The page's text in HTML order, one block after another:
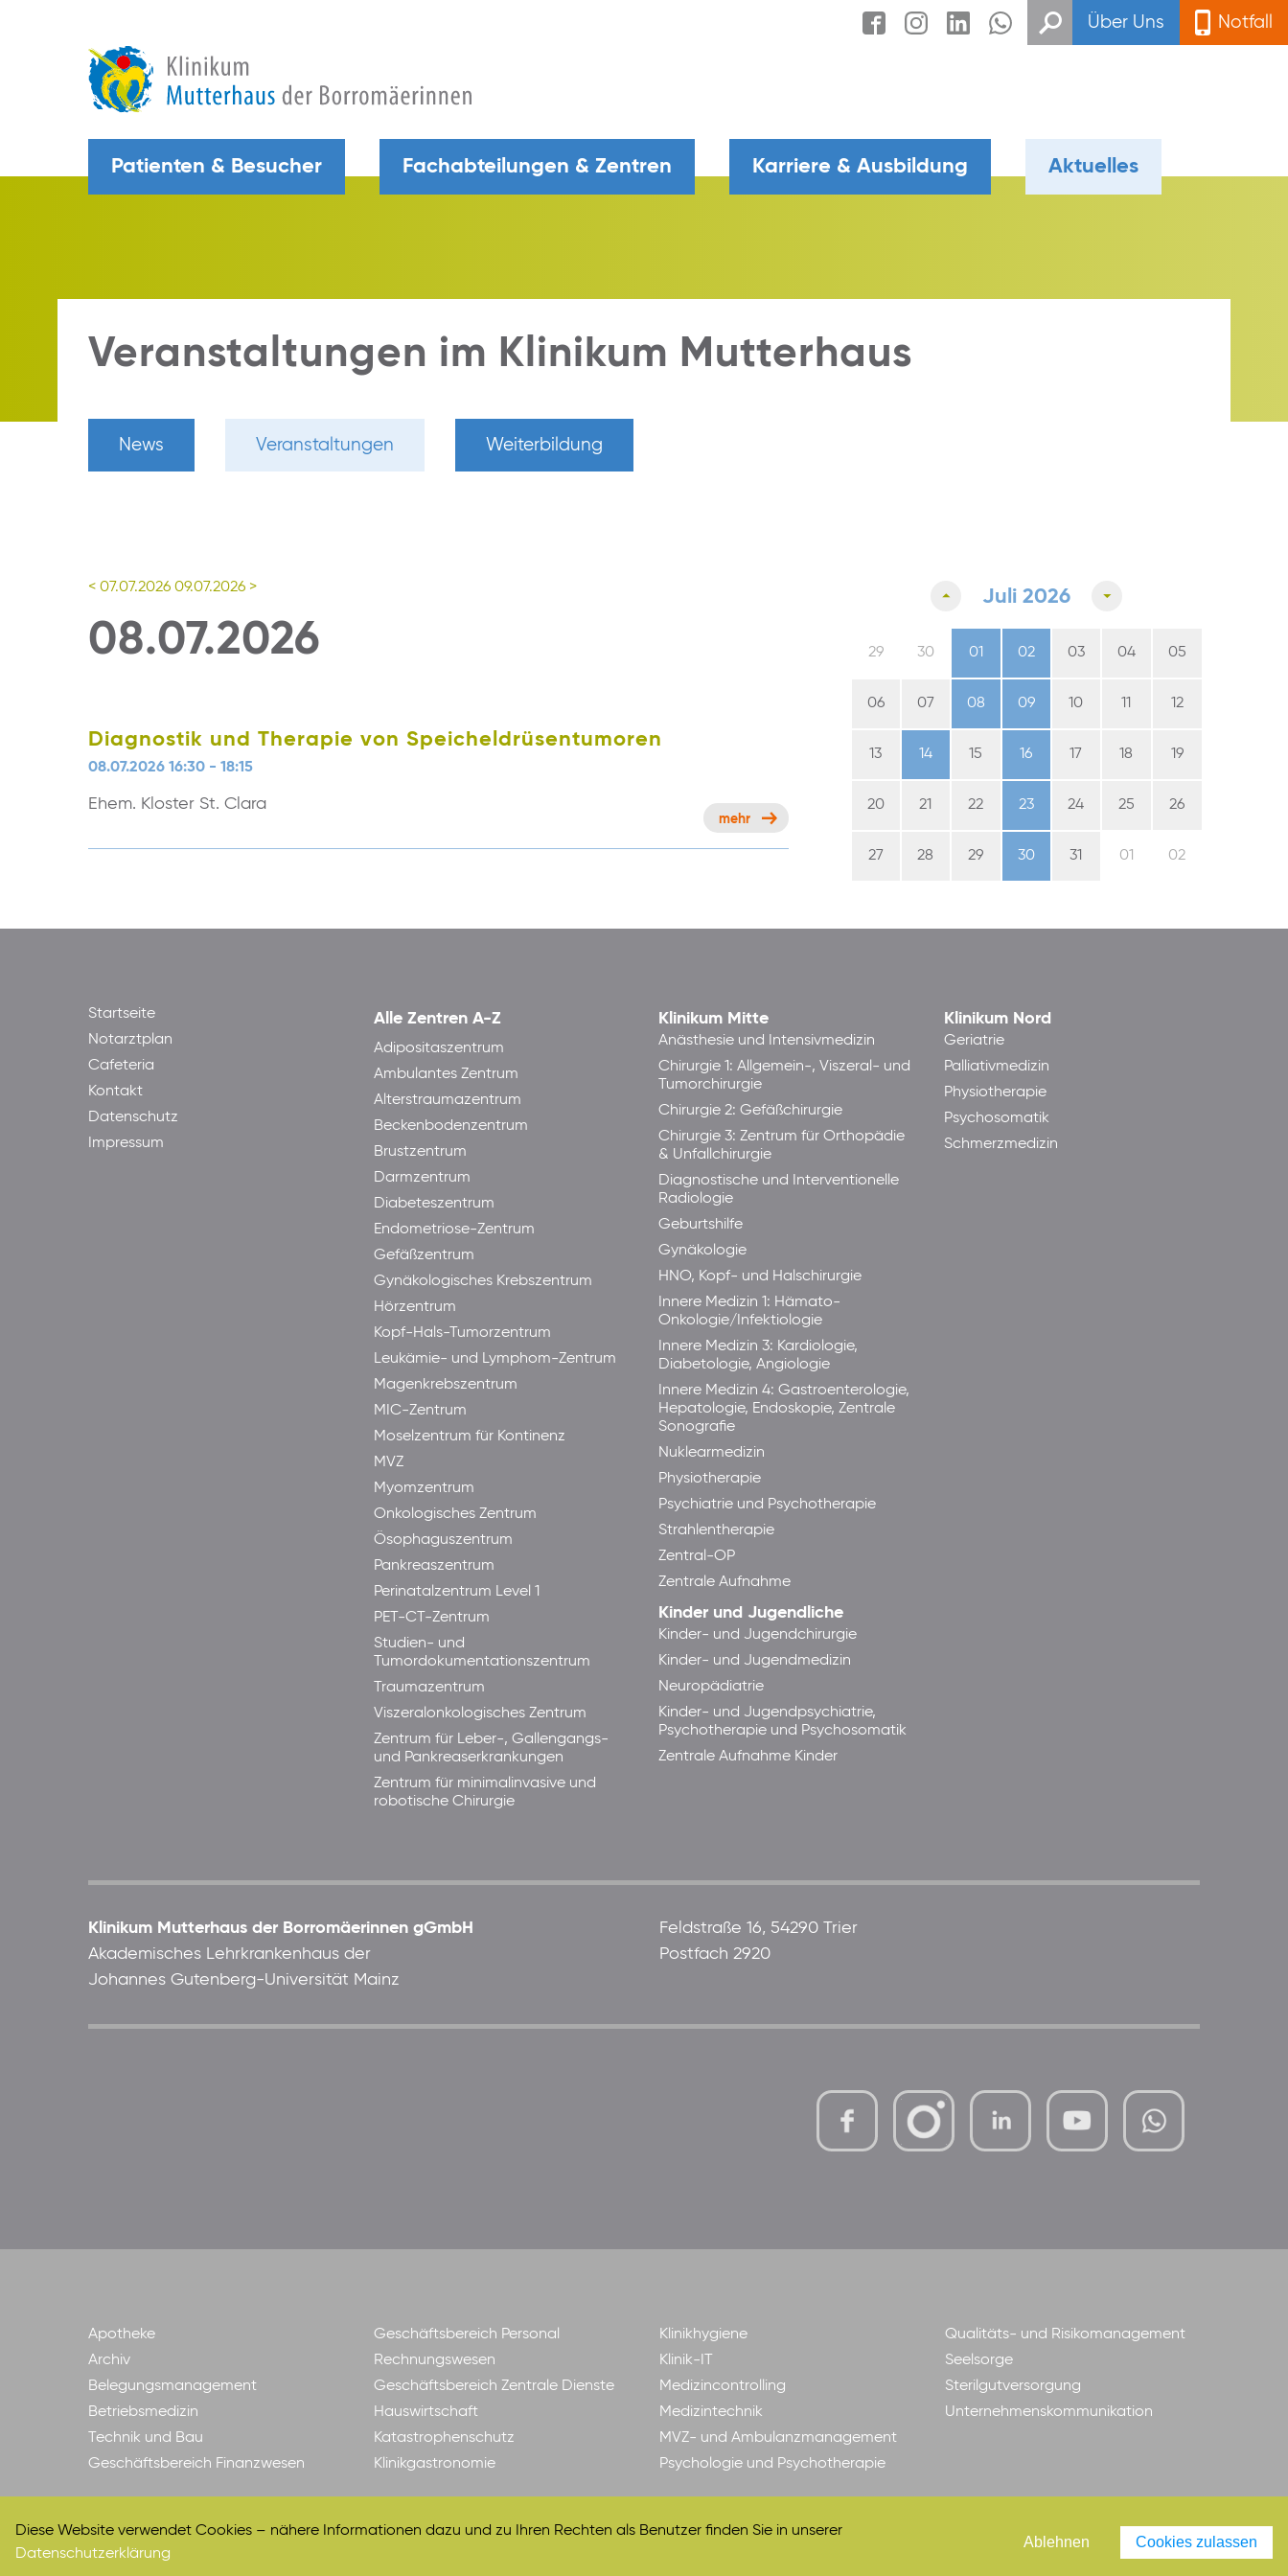
Über Uns Notfall
Patienten & Besucher Fachabteilungen & Zentren Karriere & Ausbildung Aktuelles
Veranstaltungen im Klinikum Mutterhaus
News Veranstaltungen Weiterbildung
< 07.07.2026 09.07.2026 >
08.07.2026
Diagnostik und Therapie von Speicheldrüsentumoren
08.07.2026 16:30 - 18:15
Ehem. Kloster St. Clara
mehr
Juli 2026
29 30 01 02 03 04 05
06 07 08 09 10 11 12
13 14 15 16 17 18 19
20 21 22 23 24 25 26
27 28 29 30 31 01 02
Startseite
Notarztplan
Cafeteria
Kontakt
Datenschutz
Impressum
Alle Zentren A-Z
Adipositaszentrum
Ambulantes Zentrum
Alterstraumazentrum
Beckenbodenzentrum
Brustzentrum
Darmzentrum
Diabeteszentrum
Endometriose-Zentrum
Gefäßzentrum
Gynäkologisches Krebszentrum
Hörzentrum
Kopf-Hals-Tumorzentrum
Leukämie- und Lymphom-Zentrum
Magenkrebszentrum
MIC-Zentrum
Moselzentrum für Kontinenz
MVZ
Myomzentrum
Onkologisches Zentrum
Ösophaguszentrum
Pankreaszentrum
Perinatalzentrum Level 1
PET-CT-Zentrum
Studien- und
Tumordokumentationszentrum
Traumazentrum
Viszeralonkologisches Zentrum
Zentrum für Leber-, Gallengangs-
und Pankreaserkrankungen
Zentrum für minimalinvasive und
robotische Chirurgie
Klinikum Mitte
Anästhesie und Intensivmedizin
Chirurgie 1: Allgemein-, Viszeral- und
Tumorchirurgie
Chirurgie 2: Gefäßchirurgie
Chirurgie 3: Zentrum für Orthopädie
& Unfallchirurgie
Diagnostische und Interventionelle
Radiologie
Geburtshilfe
Gynäkologie
HNO, Kopf- und Halschirurgie
Innere Medizin 1: Hämato-
Onkologie/Infektiologie
Innere Medizin 3: Kardiologie,
Diabetologie, Angiologie
Innere Medizin 4: Gastroenterologie,
Hepatologie, Endoskopie, Zentrale
Sonografie
Nuklearmedizin
Physiotherapie
Psychiatrie und Psychotherapie
Strahlentherapie
Zentral-OP
Zentrale Aufnahme
Kinder und Jugendliche
Kinder- und Jugendchirurgie
Kinder- und Jugendmedizin
Neuropädiatrie
Kinder- und Jugendpsychiatrie,
Psychotherapie und Psychosomatik
Zentrale Aufnahme Kinder
Klinikum Nord
Geriatrie
Palliativmedizin
Physiotherapie
Psychosomatik
Schmerzmedizin
Klinikum Mutterhaus der Borromäerinnen gGmbH
Akademisches Lehrkrankenhaus der
Johannes Gutenberg-Universität Mainz
Feldstraße 16, 54290 Trier
Postfach 2920
mutterhaus-xMBTtqOwC1KKBww
Apotheke
Archiv
Belegungsmanagement
Betriebsmedizin
Technik und Bau
Geschäftsbereich Finanzwesen
Geschäftsbereich Personal
Rechnungswesen
Geschäftsbereich Zentrale Dienste
Hauswirtschaft
Katastrophenschutz
Klinikgastronomie
Klinikhygiene
Klinik-IT
Medizincontrolling
Medizintechnik
MVZ- und Ambulanzmanagement
Psychologie und Psychotherapie
Qualitäts- und Risikomanagement
Seelsorge
Sterilgutversorgung
Unternehmenskommunikation
Diese Website verwendet Cookies – nähere Informationen dazu und zu Ihren Rechten als Benutzer finden Sie in unserer
Datenschutzerklärung
Ablehnen Cookies zulassen